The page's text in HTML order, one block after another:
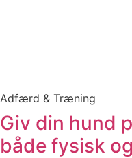
Adfærd & Træning
Giv din hund
både fysisk